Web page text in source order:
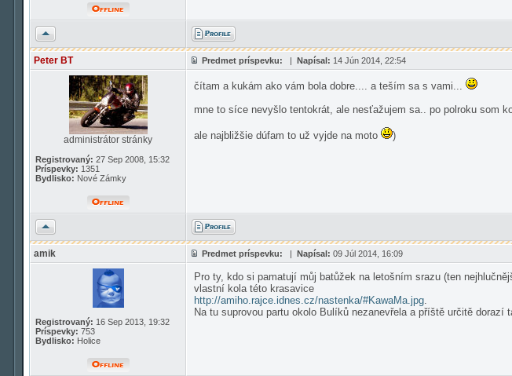
Hore
Peter BT Predmet príspevku: | Napísal: 14 Jún 2014, 22:54
administrátor stránky
Registrovaný: 27 Sep 2008, 15:32
Príspevky: 1351
Bydlisko: Nové Zámky
čítam a kukám ako vám bola dobre.... a teším sa s vami...
mne to síce nevyšlo tentokrát, ale nesťažujem sa.. po polroku som
ale najbližšie dúfam to už vyjde na moto )
Hore
amik Predmet príspevku: | Napísal: 09 Júl 2014, 16:09
Registrovaný: 16 Sep 2013, 19:32
Príspevky: 753
Bydlisko: Holice
Pro ty, kdo si pamatují můj batůžek na letošním srazu (ten
vlastní kola této krasavice
http://amiho.rajce.idnes.cz/nastenka/#KawaMa.jpg.
Na tu suprovou partu okolo Bulíků nezanevřela a příště určitě